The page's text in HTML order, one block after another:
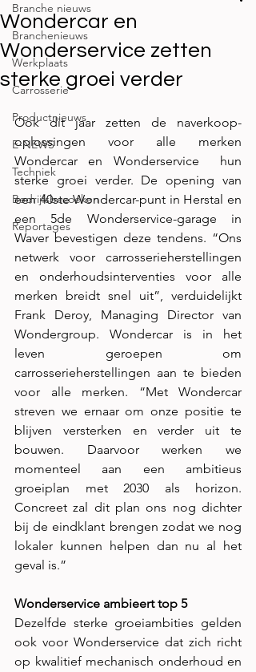
Branche nieuws
Branchenieuws
Werkplaats
Carrosserie
Productnieuws
E-NEWS
Techniek
Bedrijfsbezoeken
Reportages
Wondercar en
Wonderservice zetten
sterke groei verder
Ook dit jaar zetten de naverkoop-
oplossingen voor alle merken
Wondercar en Wonderservice  hun
sterke groei verder. De opening van
een 40ste Wondercar-punt in Herstal en
een 5de Wonderservice-garage in
Waver bevestigen deze tendens. “Ons
netwerk voor carrosserieherstellingen
en onderhoudsinterventies voor alle
merken breidt snel uit”, verduidelijkt
Frank Deroy, Managing Director van
Wondergroup. Wondercar is in het
leven geroepen om
carrosserieherstellingen aan te bieden
voor alle merken. “Met Wondercar
streven we ernaar om onze positie te
blijven versterken en verder uit te
bouwen. Daarvoor werken we
momenteel aan een ambitieus
groeiplan met 2030 als horizon.
Concreet zal dit plan ons nog dichter
bij de eindklant brengen zodat we nog
lokaler kunnen helpen dan nu al het
geval is.”
Wonderservice ambieert top 5
Dezelfde sterke groeiambities gelden
ook voor Wonderservice dat zich richt
op kwalitief mechanisch onderhoud en